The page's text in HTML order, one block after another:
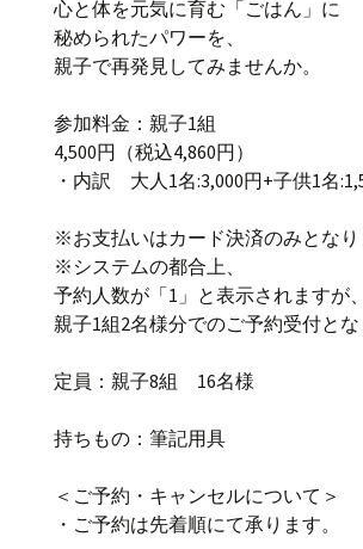
心と体を元気に育む「ごはん」に
秘められたパワーを、
親子で再発見してみませんか。
参加料金：親子1組
4,500円（税込4,860円）
・内訳 大人1名:3,000円+子供1名
※お支払いはカード決済のみとなり
※システムの都合上、
予約人数が「1」と表示されますが、
親子1組2名様分でのご予約受付とな
定員：親子8組 16名様
持ちもの：筆記用具
＜ご予約・キャンセルについて＞
・ご予約は先着順にて承ります。